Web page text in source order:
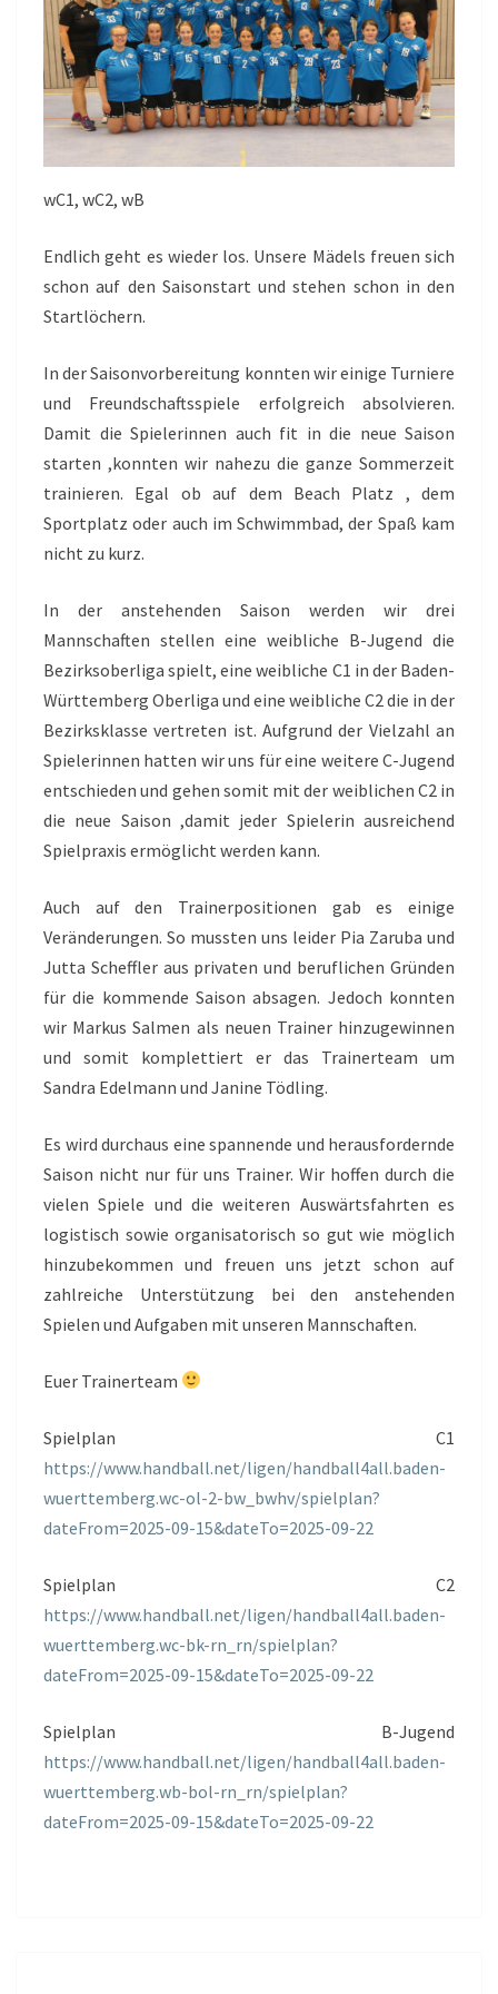
wC1, wC2, wB
Endlich geht es wieder los. Unsere Mädels freuen sich
schon auf den Saisonstart und stehen schon in den
Startlöchern.
In der Saisonvorbereitung konnten wir einige Turniere
und Freundschaftsspiele erfolgreich absolvieren.
Damit die Spielerinnen auch fit in die neue Saison
starten ,konnten wir nahezu die ganze Sommerzeit
trainieren. Egal ob auf dem Beach Platz , dem
Sportplatz oder auch im Schwimmbad, der Spaß kam
nicht zu kurz.
In der anstehenden Saison werden wir drei
Mannschaften stellen eine weibliche B-Jugend die
Bezirksoberliga spielt, eine weibliche C1 in der Baden-
Württemberg Oberliga und eine weibliche C2 die in der
Bezirksklasse vertreten ist. Aufgrund der Vielzahl an
Spielerinnen hatten wir uns für eine weitere C-Jugend
entschieden und gehen somit mit der weiblichen C2 in
die neue Saison ,damit jeder Spielerin ausreichend
Spielpraxis ermöglicht werden kann.
Auch auf den Trainerpositionen gab es einige
Veränderungen. So mussten uns leider Pia Zaruba und
Jutta Scheffler aus privaten und beruflichen Gründen
für die kommende Saison absagen. Jedoch konnten
wir Markus Salmen als neuen Trainer hinzugewinnen
und somit komplettiert er das Trainerteam um
Sandra Edelmann und Janine Tödling.
Es wird durchaus eine spannende und herausfordernde
Saison nicht nur für uns Trainer. Wir hoffen durch die
vielen Spiele und die weiteren Auswärtsfahrten es
logistisch sowie organisatorisch so gut wie möglich
hinzubekommen und freuen uns jetzt schon auf
zahlreiche Unterstützung bei den anstehenden
Spielen und Aufgaben mit unseren Mannschaften.
Euer Trainerteam
Spielplan C1
https://www.handball.net/ligen/handball4all.baden-
wuerttemberg.wc-ol-2-bw_bwhv/spielplan?
dateFrom=2025-09-15&dateTo=2025-09-22
Spielplan C2
https://www.handball.net/ligen/handball4all.baden-
wuerttemberg.wc-bk-rn_rn/spielplan?
dateFrom=2025-09-15&dateTo=2025-09-22
Spielplan B-Jugend
https://www.handball.net/ligen/handball4all.baden-
wuerttemberg.wb-bol-rn_rn/spielplan?
dateFrom=2025-09-15&dateTo=2025-09-22